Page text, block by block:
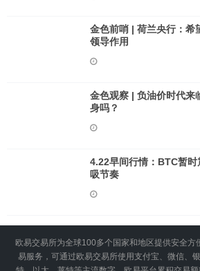
金色前哨 | 荷兰央行：希
领导作用
金色观察 | 负油价时代来
身吗？
4.22早间行情：BTC暂
吸节奏
欧易交易所为全球100多个国家和地区提供安全方
易服务，可通过欧易交易所使用支付宝、微信、